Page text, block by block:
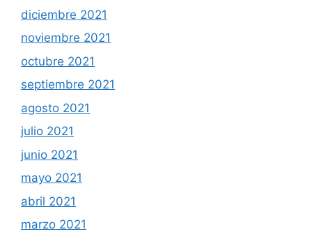
diciembre 2021
noviembre 2021
octubre 2021
septiembre 2021
agosto 2021
julio 2021
junio 2021
mayo 2021
abril 2021
marzo 2021